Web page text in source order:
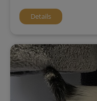
Details